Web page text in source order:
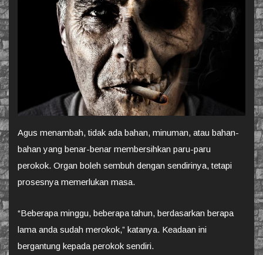
Agus menambah, tidak ada bahan, minuman, atau bahan-
bahan yang benar-benar membersihkan paru-paru
perokok. Organ boleh sembuh dengan sendirinya, tetapi
prosesnya memerlukan masa.
“Beberapa minggu, beberapa tahun, berdasarkan berapa
lama anda sudah merokok,” katanya. Keadaan ini
bergantung kepada perokok sendiri.